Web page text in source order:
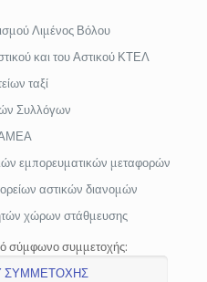
Λιμένος Βόλου
και του Αστικού ΚΤΕΛ
ταξί
Συλλόγων
ΑΜΕΑ
εμπορευματικών μεταφορών
αστικών διανομών
χώρων στάθμευσης
σύμφωνο συμμετοχής:
ΣΥΜΜΕΤΟΧΗΣ